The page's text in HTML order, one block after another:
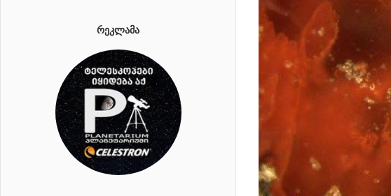
ᲠᲔᲙᲚᲐᲛᲐ